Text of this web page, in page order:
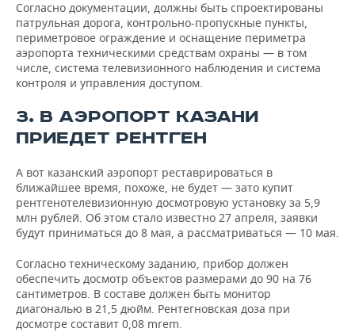
Согласно документации, должны быть спроектированы
патрульная дорога, контрольно-пропускные пункты,
периметровое ограждение и оснащение периметра
аэропорта техническими средствам охраны — в том
числе, система телевизионного наблюдения и система
контроля и управления доступом.
3. В АЭРОПОРТ КАЗАНИ
ПРИЕДЕТ РЕНТГЕН
А вот казанский аэропорт реставрироваться в
ближайшее время, похоже, не будет — зато купит
рентгенотелевизионную досмотровую установку за 5,9
млн рублей. Об этом стало известно 27 апреля, заявки
будут приниматься до 8 мая, а рассматриваться — 10 мая.
Согласно техническому заданию, прибор должен
обеспечить досмотр объектов размерами до 90 на 76
сантиметров. В составе должен быть монитор
диагональю в 21,5 дюйм. Рентегновская доза при
досмотре составит 0,08 mrem.